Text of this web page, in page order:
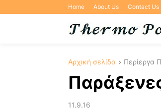
Home About Us Contact Us
Αρχική σελίδα Περίεργα
11.9.16